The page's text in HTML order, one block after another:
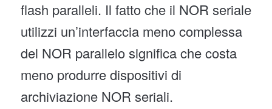
flash paralleli. Il fatto che il NOR seriale
utilizzi un’interfaccia meno complessa
del NOR parallelo significa che costa
meno produrre dispositivi di
archiviazione NOR seriali.